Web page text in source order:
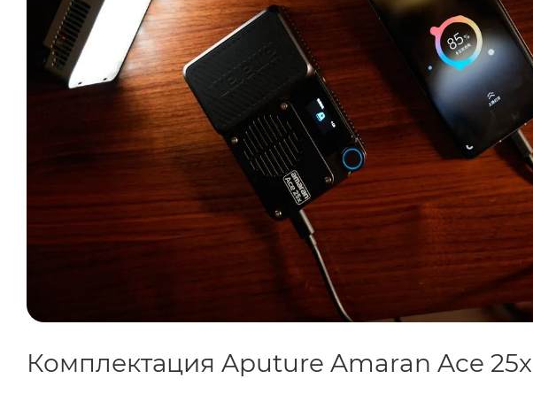
вспышка.
Комплектация Aputure Amaran Ace 25x